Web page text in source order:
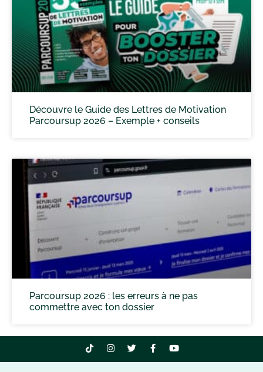
Découvre le Guide des Lettres de Motivation
Parcoursup 2026 – Exemple + conseils
Parcoursup 2026 : les erreurs à ne pas
commettre avec ton dossier